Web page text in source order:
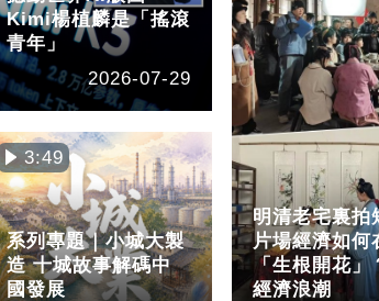
Kimi楊植麟是「搖滾
青年」
2026-07-29
3:49
系列專題｜小城大製
造 十城故事解碼中
國發展
明清老宅裏拍
片場經濟如何
「生根開花」
經濟浪潮